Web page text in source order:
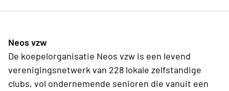
Neos vzw
De koepelorganisatie Neos vzw is een levend
verenigingsnetwerk van 228 lokale zelfstandige
clubs, vol ondernemende senioren die vanuit een